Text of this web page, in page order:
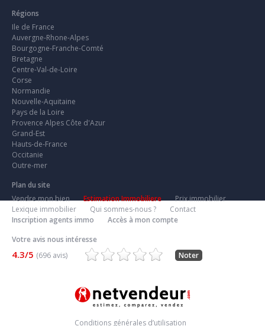
Régions
Ile de France
Auvergne-Rhone-Alpes
Bourgogne-Franche-Comté
Bretagne
Centre-Val-de-Loire
Corse
Normandie
Nouvelle-Aquitaine
Pays de la Loire
Provence Alpes Côte d'Azur
Grand-Est
Hauts-de-France
Occitanie
Outre-mer
Plan du site
Vendre mon bien
Estimation Immobiliere
Prix immobilier
Lexique immobilier
Qui sommes-nous ?
Contact
Inscription agents immo
Accès à mon compte
Votre avis nous intéresse
4.3/5 (696 avis) Noter
Conditions générales d’utilisation